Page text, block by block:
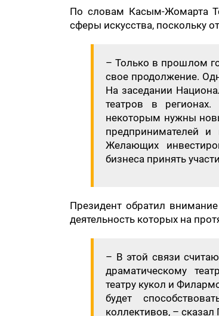
По словам Касым-Жомарта
сферы искусства, поскольку
– Только в прошлом
свое продолжение.
На заседании
театров в
некоторым нужны
предпринимателей
Желающих
бизнеса принять
Президент обратил
деятельность которых на
– В этой связи
драматическому
театру кукол и
будет
коллективов, – сказал